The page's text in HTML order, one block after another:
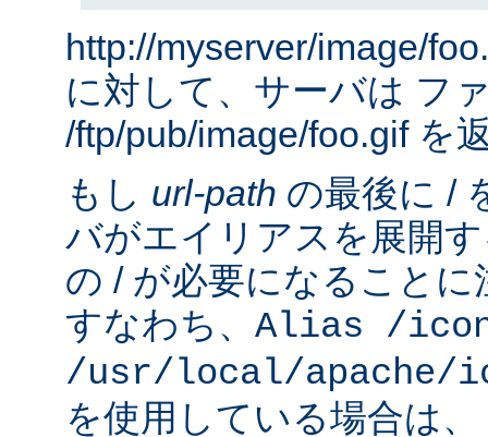
http://myserver/image/
に対して、サーバは フ
/ftp/pub/image/foo.gif を
もし url-path の最後に /
バがエイリアスを展開
の / が必要になること
すなわち、 Alias /
/usr/local/apache/
を使用している場合は、